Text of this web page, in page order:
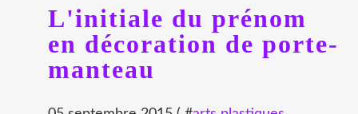
L'initiale du prénom
en décoration de porte-
manteau